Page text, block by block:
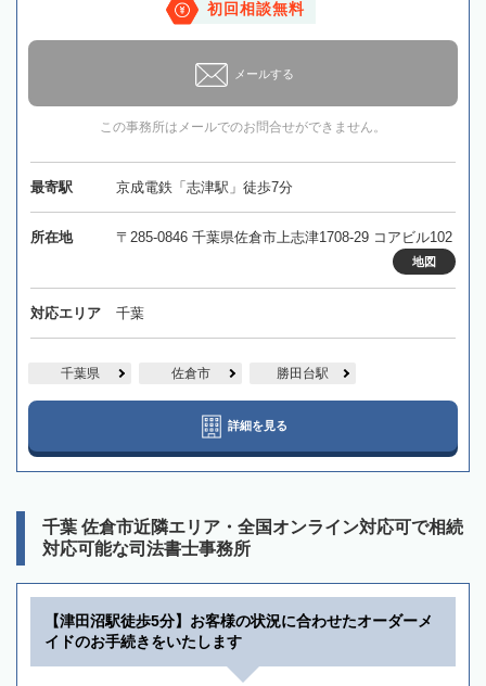
初回相談無料
メールする
この事務所はメールでのお問合せができません。
最寄駅 京成電鉄「志津駅」徒歩7分
所在地 〒285-0846 千葉県佐倉市上志津1708-29 コアビル102
地図
対応エリア 千葉
千葉県 佐倉市 勝田台駅
詳細を見る
千葉 佐倉市近隣エリア・全国オンライン対応可で相続
対応可能な司法書士事務所
【津田沼駅徒歩5分】お客様の状況に合わせたオーダーメ
イドのお手続きをいたします